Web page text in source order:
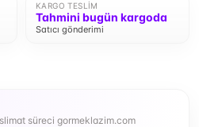
KARGO TESLIM
Tahmini bugün kargoda
Satıcı gönderimi
süreci gormeklazim.com